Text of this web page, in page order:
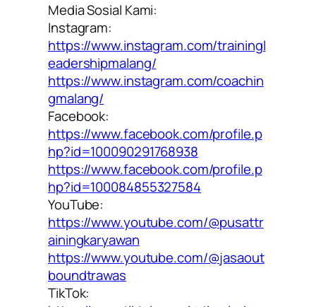
Media Sosial Kami:
Instagram:
https://www.instagram.com/trainingl
eadershipmalang/
https://www.instagram.com/coachin
gmalang/
Facebook:
https://www.facebook.com/profile.p
hp?id=100090291768938
https://www.facebook.com/profile.p
hp?id=100084855327584
YouTube:
https://www.youtube.com/@pusattr
ainingkaryawan
https://www.youtube.com/@jasaout
boundtrawas
TikTok: